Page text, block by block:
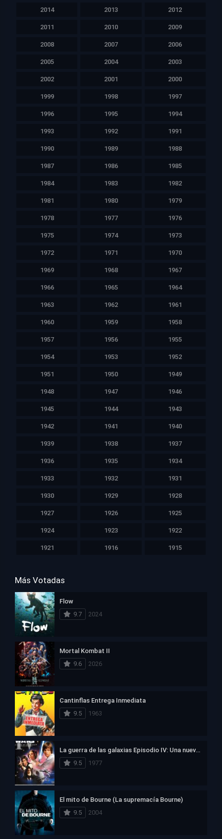
2014 2013 2012
2011 2010 2009
2008 2007 2006
2005 2004 2003
2002 2001 2000
1999 1998 1997
1996 1995 1994
1993 1992 1991
1990 1989 1988
1987 1986 1985
1984 1983 1982
1981 1980 1979
1978 1977 1976
1975 1974 1973
1972 1971 1970
1969 1968 1967
1966 1965 1964
1963 1962 1961
1960 1959 1958
1957 1956 1955
1954 1953 1952
1951 1950 1949
1948 1947 1946
1945 1944 1943
1942 1941 1940
1939 1938 1937
1936 1935 1934
1933 1932 1931
1930 1929 1928
1927 1926 1925
1924 1923 1922
1921 1916 1915
Más Votadas
Flow
9.7
2024
Mortal Kombat II
9.6
2026
Cantinflas Entrega Inmediata
9.5
1963
La guerra de las galaxias Episodio IV: Una nueva esperanza
9.5
1977
El mito de Bourne (La supremacía Bourne)
9.5
2004